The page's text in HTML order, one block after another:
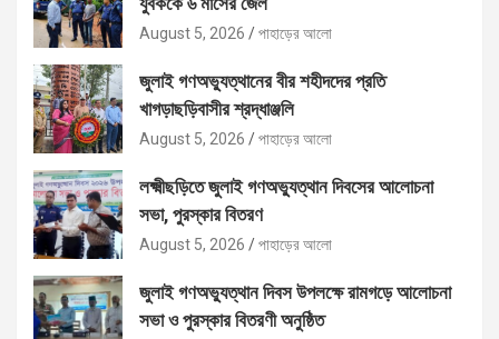
August 5, 2026 পাহাড়ের আলো
জুলাই গণঅভ্যুত্থানের বীর শহীদদের প্রতি
খাগড়াছড়িবাসীর শ্রদ্ধাঞ্জলি
August 5, 2026 পাহাড়ের আলো
লক্ষ্মীছড়িতে জুলাই গণঅভ্যুত্থান দিবসের আলোচনা
সভা, পুরস্কার বিতরণ
August 5, 2026 পাহাড়ের আলো
জুলাই গণঅভ্যুত্থান দিবস উপলক্ষে রামগড়ে আলোচনা
সভা ও পুরস্কার বিতরণী অনুষ্ঠিত